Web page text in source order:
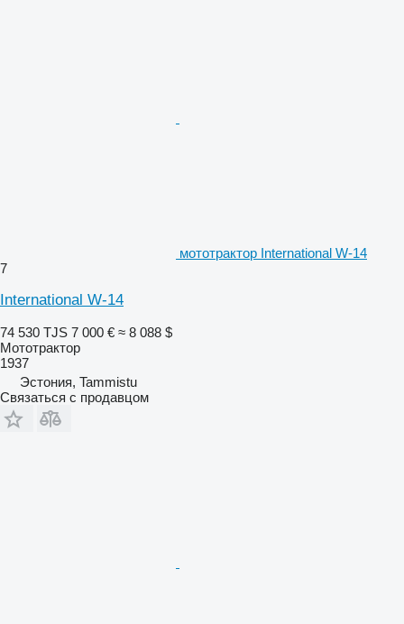
мототрактор International W-14
7
International W-14
74 530 TJS 7 000 € ≈ 8 088 $
Мототрактор
1937
Эстония, Tammistu
Связаться с продавцом